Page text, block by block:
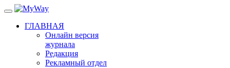
ГЛАВНАЯ
Онлайн версия
журнала
Редакция
Рекламный отдел